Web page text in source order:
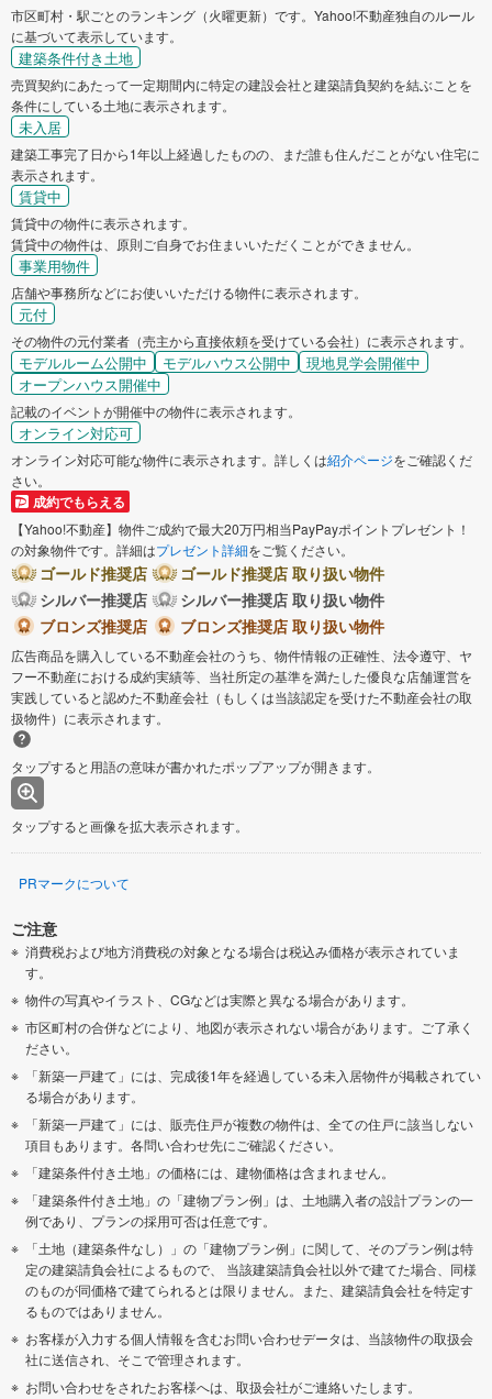
市区町村・駅ごとのランキング（火曜更新）です。Yahoo!不動産独自のルール
に基づいて表示しています。
建築条件付き土地
売買契約にあたって一定期間内に特定の建設会社と建築請負契約を結ぶことを
条件にしている土地に表示されます。
未入居
建築工事完了日から1年以上経過したものの、まだ誰も住んだことがない住宅に
表示されます。
賃貸中
賃貸中の物件に表示されます。
賃貸中の物件は、原則ご自身でお住まいいただくことができません。
事業用物件
店舗や事務所などにお使いいただける物件に表示されます。
元付
その物件の元付業者（売主から直接依頼を受けている会社）に表示されます。
モデルルーム公開中 モデルハウス公開中
現地見学会開催中
オープンハウス開催中
記載のイベントが開催中の物件に表示されます。
オンライン対応可
オンライン対応可能な物件に表示されます。詳しくは紹介ページをご確認くだ
さい。
成約でもらえる
【Yahoo!不動産】物件ご成約で最大20万円相当PayPayポイントプレゼント！
の対象物件です。詳細はプレゼント詳細をご覧ください。
ゴールド推奨店
ゴールド推奨店 取り扱い物件
シルバー推奨店
シルバー推奨店 取り扱い物件
ブロンズ推奨店
ブロンズ推奨店 取り扱い物件
広告商品を購入している不動産会社のうち、物件情報の正確性、法令遵守、ヤ
フー不動産における成約実績等、当社所定の基準を満たした優良な店舗運営を
実践していると認めた不動産会社（もしくは当該認定を受けた不動産会社の取
扱物件）に表示されます。
タップすると用語の意味が書かれたポップアップが開きます。
タップすると画像を拡大表示されます。
PRマークについて
ご注意
消費税および地方消費税の対象となる場合は税込み価格が表示されていま
す。
物件の写真やイラスト、CGなどは実際と異なる場合があります。
市区町村の合併などにより、地図が表示されない場合があります。ご了承く
ださい。
「新築一戸建て」には、完成後1年を経過している未入居物件が掲載されてい
る場合があります。
「新築一戸建て」には、販売住戸が複数の物件は、全ての住戸に該当しない
項目もあります。各問い合わせ先にご確認ください。
「建築条件付き土地」の価格には、建物価格は含まれません。
「建築条件付き土地」の「建物プラン例」は、土地購入者の設計プランの一
例であり、プランの採用可否は任意です。
「土地（建築条件なし）」の「建物プラン例」に関して、そのプラン例は特
定の建築請負会社によるもので、 当該建築請負会社以外で建てた場合、同様
のものが同価格で建てられるとは限りません。また、建築請負会社を特定す
るものではありません。
お客様が入力する個人情報を含むお問い合わせデータは、当該物件の取扱会
社に送信され、そこで管理されます。
お問い合わせをされたお客様へは、取扱会社がご連絡いたします。